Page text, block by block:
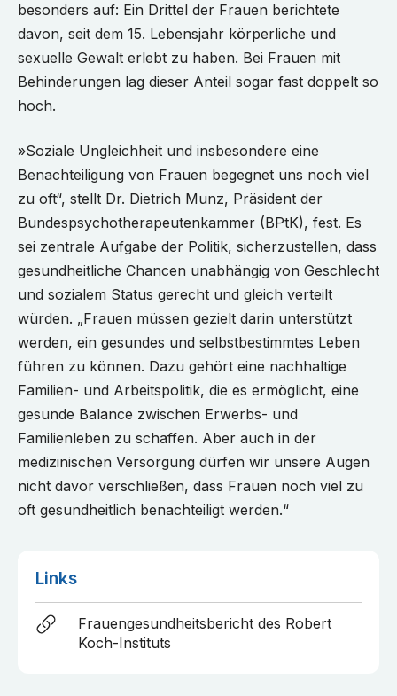
besonders auf: Ein Drittel der Frauen berichtete
davon, seit dem 15. Lebensjahr körperliche und
sexuelle Gewalt erlebt zu haben. Bei Frauen mit
Behinderungen lag dieser Anteil sogar fast doppelt so
hoch.
»Soziale Ungleichheit und insbesondere eine
Benachteiligung von Frauen begegnet uns noch viel
zu oft“, stellt Dr. Dietrich Munz, Präsident der
Bundespsychotherapeutenkammer (BPtK), fest. Es
sei zentrale Aufgabe der Politik, sicherzustellen, dass
gesundheitliche Chancen unabhängig von Geschlecht
und sozialem Status gerecht und gleich verteilt
würden. „Frauen müssen gezielt darin unterstützt
werden, ein gesundes und selbstbestimmtes Leben
führen zu können. Dazu gehört eine nachhaltige
Familien- und Arbeitspolitik, die es ermöglicht, eine
gesunde Balance zwischen Erwerbs- und
Familienleben zu schaffen. Aber auch in der
medizinischen Versorgung dürfen wir unsere Augen
nicht davor verschließen, dass Frauen noch viel zu
oft gesundheitlich benachteiligt werden.“
Links
Frauengesundheitsbericht des Robert
Koch-Instituts